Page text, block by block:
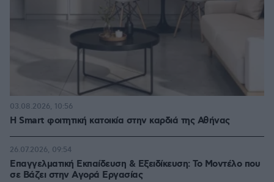
Η Smart φοιτητική κατοικία στην καρδιά της Αθήνας
03.08.2026, 10:56
Επαγγελματική Εκπαίδευση & Εξειδίκευση: Το Mοντέλο που
σε Bάζει στην Aγορά Eργασίας
26.07.2026, 09:54